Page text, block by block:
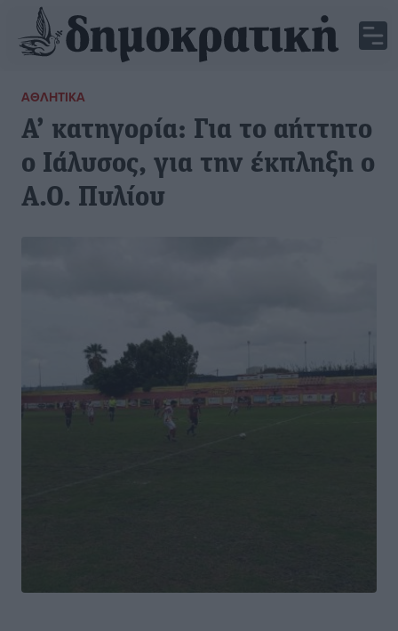
ΑΘΛΗΤΙΚΆ
Α’ κατηγορία: Για το αήττητο
ο Ιάλυσος, για την έκπληξη ο
Α.Ο. Πυλίου